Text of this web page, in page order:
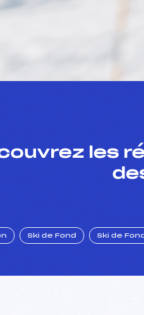
les
Ski de Fond Ski de